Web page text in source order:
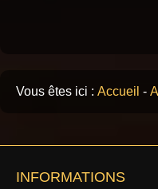
Vous êtes ici : Accueil -
INFORMATIONS